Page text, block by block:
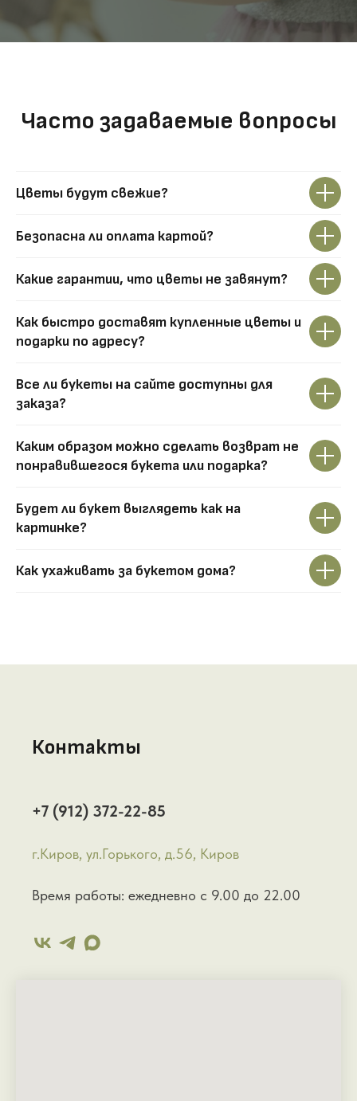
Часто задаваемые вопросы
Цветы будут свежие?
Безопасна ли оплата картой?
Какие гарантии, что цветы не завянут?
Как быстро доставят купленные цветы и
подарки по адресу?
Все ли букеты на сайте доступны для
заказа?
Каким образом можно сделать возврат не
понравившегося букета или подарка?
Будет ли букет выглядеть как на
картинке?
Как ухаживать за букетом дома?
Контакты
+7 (912) 372-22-85
г.Киров, ул.Горького, д.56, Киров
Время работы: ежедневно с 9.00 до 22.00